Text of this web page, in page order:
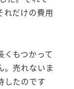
れだけの費用
くもつかって
。売れないま
したのです